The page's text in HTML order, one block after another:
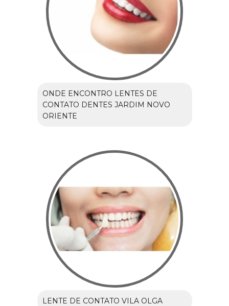
ONDE ENCONTRO LENTES DE
CONTATO DENTES JARDIM NOVO
ORIENTE
LENTE DE CONTATO VILA OLGA